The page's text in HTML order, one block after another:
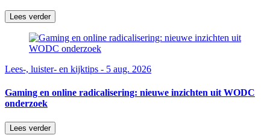
Lees verder
Lees-, luister- en kijktips - 5 aug. 2026
Gaming en online radicalisering: nieuwe inzichten uit WODC
onderzoek
Lees verder